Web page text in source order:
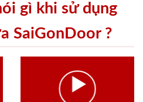
gì khi sử dụng
SaiGonDoor ?